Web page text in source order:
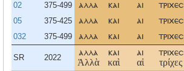
02 375-499 αλλα και αι τριχεσ
05 375-425 αλλα και αι τριχεσ
032 375-499 αλλα και αι τριχεσ
SR 2022
αλλα
Ἀλλὰ
και
καὶ
αι
αἱ
τριχεσ
τρίχες